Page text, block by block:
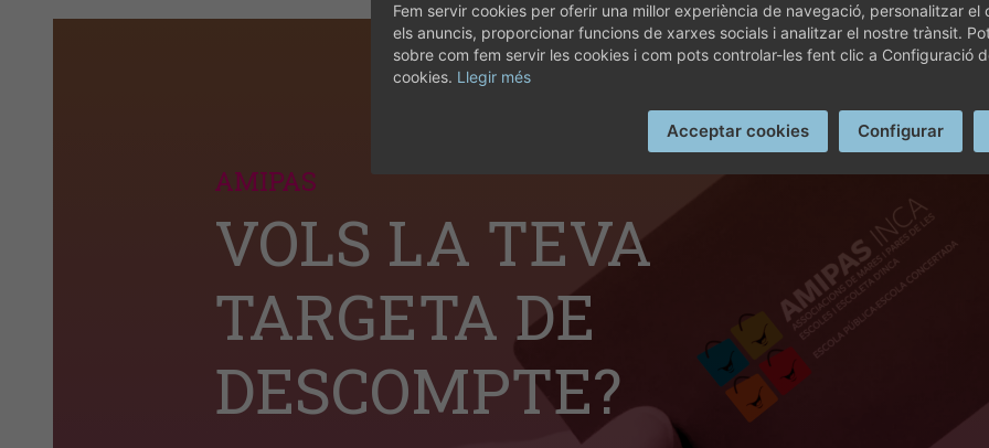
AMIPAS
VOLS LA TEVA
TARGETA DE
DESCOMPTE?
Fem servir cookies per oferir una millor experiència de navegació, personalitzar el
els anuncis, proporcionar funcions de xarxes socials i analitzar el nostre trànsit.
sobre com fem servir les cookies i com pots controlar-les fent clic a Configuració
cookies. Llegir més
Acceptar cookies Configurar